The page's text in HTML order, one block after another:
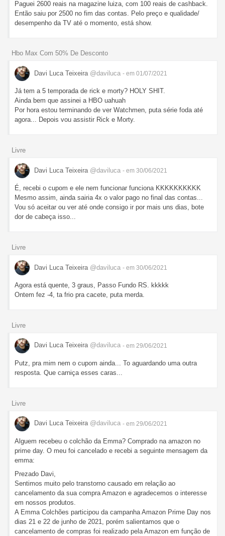
Paguei 2600 reais na magazine luiza, com 100 reais de cashback.
Então saiu por 2500 no fim das contas. Pelo preço e qualidade/
desempenho da TV até o momento, está show.
Hbo Max Com 50% De Desconto
Davi Luca Teixeira @daviluca - em 01/07/2021
Já tem a 5 temporada de rick e morty? HOLY SHIT.
Ainda bem que assinei a HBO uahuah
Por hora estou terminando de ver Watchmen, puta série foda até
agora... Depois vou assistir Rick e Morty.
Livre
Davi Luca Teixeira @daviluca - em 30/06/2021
É, recebi o cupom e ele nem funcionar funciona KKKKKKKKKK
Mesmo assim, ainda sairia 4x o valor pago no final das contas...
Vou só aceitar ou ver até onde consigo ir por mais uns dias, bote
dor de cabeça isso...
Livre
Davi Luca Teixeira @daviluca - em 30/06/2021
Agora está quente, 3 graus, Passo Fundo RS. kkkkk
Ontem fez -4, ta frio pra cacete, puta merda.
Livre
Davi Luca Teixeira @daviluca - em 29/06/2021
Putz, pra mim nem o cupom ainda... To aguardando uma outra
resposta. Que carniça esses caras...
Livre
Davi Luca Teixeira @daviluca - em 29/06/2021
Alguem recebeu o colchão da Emma? Comprado na amazon no
prime day. O meu foi cancelado e recebi a seguinte mensagem da
emma:
Prezado Davi,
Sentimos muito pelo transtorno causado em relação ao
cancelamento da sua compra Amazon e agradecemos o interesse
em nossos produtos.
A Emma Colchões participou da campanha Amazon Prime Day nos
dias 21 e 22 de junho de 2021, porém salientamos que o
cancelamento de compras foi realizado pela Amazon em função de